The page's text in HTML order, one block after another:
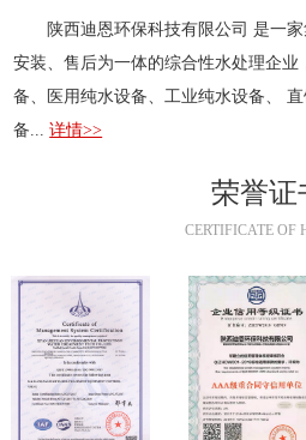
陕西迪恩环保科技有限公司 是一
安装、售后为一体的综合性水处理企
备、医用纯水设备、工业纯水设备、
备...详情>>
荣誉证
CERTIFICATE OF